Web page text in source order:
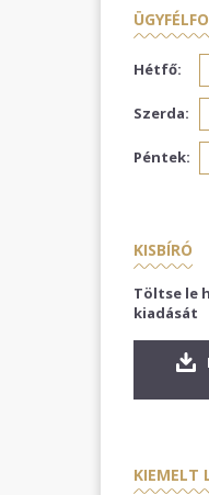
Hétfő:
Szerda:
Péntek:
KISBÍRÓ
Töltse le
kiadását
KIEMELT